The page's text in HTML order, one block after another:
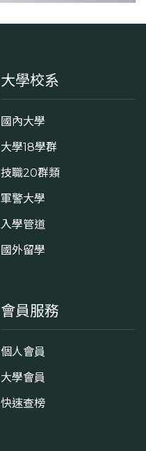
大學校系
國內大學
大學18學群
技職20群類
軍警大學
入學管道
國外留學
會員服務
個人會員
大學會員
快速查榜